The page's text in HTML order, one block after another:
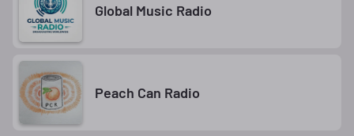
Global Music Radio
Peach Can Radio